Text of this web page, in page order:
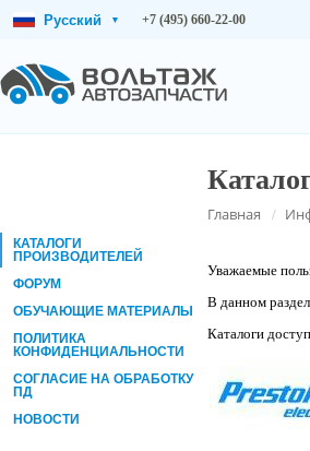
Русский ▾ +7 (495) 660-22-00
КАТАЛОГИ
ПРОИЗВОДИТЕЛЕЙ
ФОРУМ
ОБУЧАЮЩИЕ МАТЕРИАЛЫ
ПОЛИТИКА
КОНФИДЕНЦИАЛЬНОСТИ
СОГЛАСИЕ НА ОБРАБОТКУ
ПД
НОВОСТИ
Главная /
Уважаемые
В данном
Каталоги